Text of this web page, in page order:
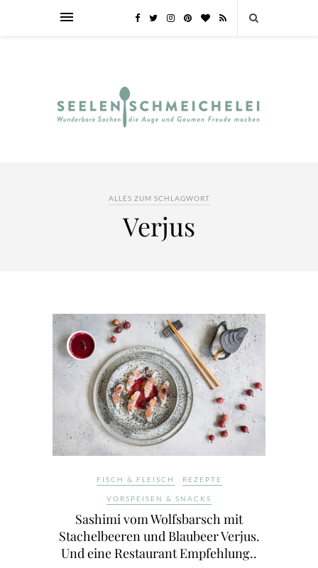
ALLES ZUM SCHLAGWORT
Verjus
FISCH & FLEISCH REZEPTE
VORSPEISEN & SNACKS
Sashimi vom Wolfsbarsch mit
Stachelbeeren und Blaubeer Verjus.
Und eine Restaurant Empfehlung..